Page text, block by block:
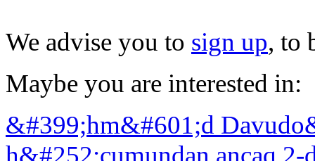
We advise you to sign up, to
Maybe you are interested in:
&#399;hm&#601;d